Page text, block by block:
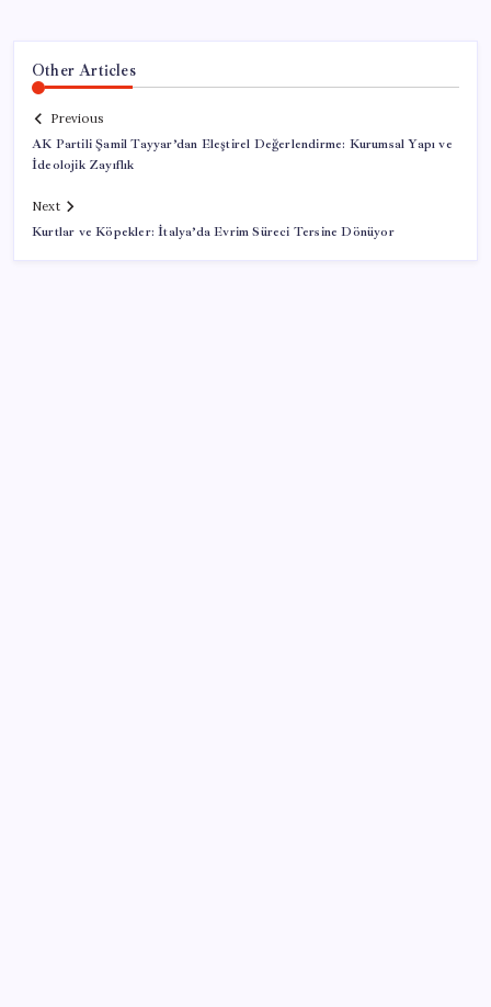
Other Articles
Previous
AK Partili Şamil Tayyar’dan Eleştirel Değerlendirme: Kurumsal Yapı ve
İdeolojik Zayıflık
Next
Kurtlar ve Köpekler: İtalya’da Evrim Süreci Tersine Dönüyor